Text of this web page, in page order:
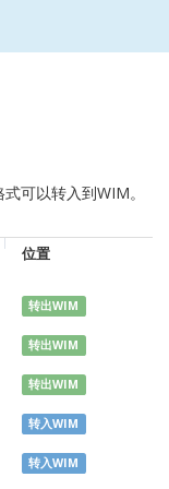
可以转入到WIM。
位置
转出WIM
转出WIM
转出WIM
转入WIM
转入WIM